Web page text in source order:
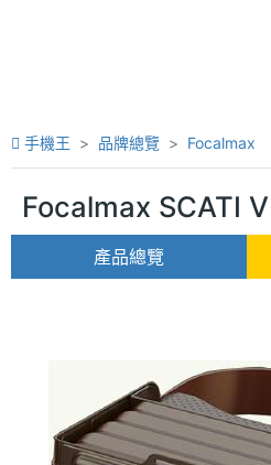
手機王 品牌總覽 Focalmax
Focalmax SCATI
產品總覽